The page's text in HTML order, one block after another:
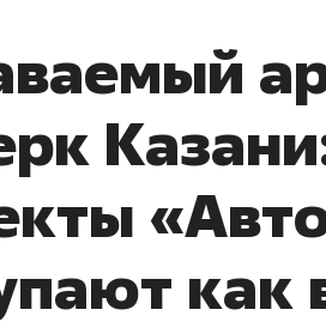
как
Василь Мазитов
МАРТ
«Не зная местных
правил, бизнес может
потерять минимум
Как бизнесу выйти на зарубежные